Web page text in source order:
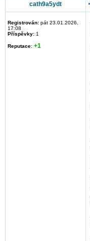
cath9a5ydt
Registrován: pát 23.01.2026,
17:08
Příspěvky: 1
Reputace: +1